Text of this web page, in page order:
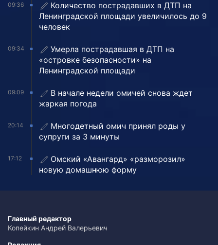
09:36
Количество пострадавших в ДТП на
Ленинградской площади увеличилось до 9
человек
09:34
Умерла пострадавшая в ДТП на
«островке безопасности» на
Ленинградской площади
09:09
В начале недели омичей снова ждет
жаркая погода
20:14
Многодетный омич принял роды у
супруги за 3 минуты
17:12
Омский «Авангард» «разморозил»
новую домашнюю форму
Главный редактор
Копейкин Андрей Валерьевич